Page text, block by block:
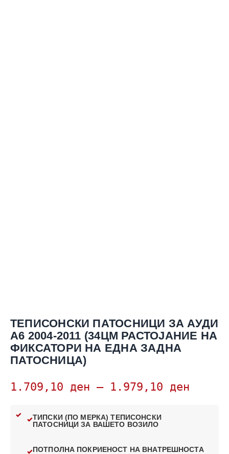
ТЕПИСОНСКИ ПАТОСНИЦИ ЗА АУДИ
А6 2004-2011 (34ЦМ РАСТОЈАНИЕ НА
ФИКСАТОРИ НА ЕДНА ЗАДНА
ПАТОСНИЦА)
1.709,10 ден – 1.979,10 ден
ТИПСКИ (ПО МЕРКА) ТЕПИСОНСКИ
ПАТОСНИЦИ ЗА ВАШЕТО ВОЗИЛО
ПОТПОЛНА ПОКРИЕНОСТ НА ВНАТРЕШНОСТА